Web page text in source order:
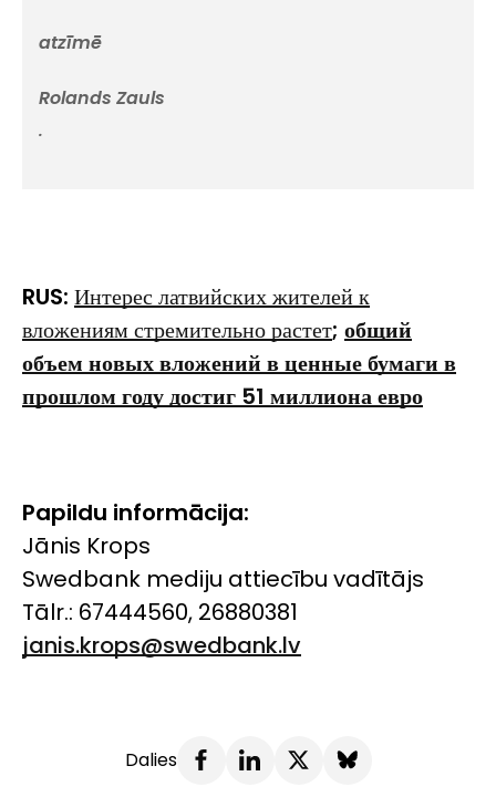
atzīmē
Rolands Zauls
.
RUS: Интерес латвийских жителей к
вложениям стремительно растет; общий
объем новых вложений в ценные бумаги в
прошлом году достиг 51 миллиона евро
Papildu informācija:
Jānis Krops
Swedbank mediju attiecību vadītājs
Tālr.: 67444560, 26880381
janis.krops@swedbank.lv
Dalies